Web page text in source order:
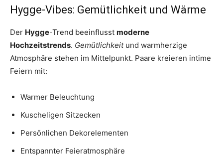
Hygge-Vibes: Gemütlichkeit und Wärme
Der Hygge-Trend beeinflusst moderne
Hochzeitstrends. Gemütlichkeitund warmherzige
Atmosphäre stehen im Mittelpunkt. Paare kreieren intime
Feiern mit:
Warmer Beleuchtung
Kuscheligen Sitzecken
Persönlichen Dekorelementen
Entspannter Feieratmosphäre